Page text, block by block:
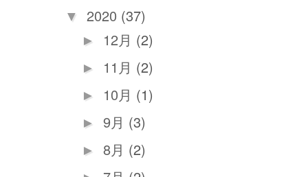
▼ 2020 (37)
► 12月 (2)
► 11月 (2)
► 10月 (1)
► 9月 (3)
► 8月 (2)